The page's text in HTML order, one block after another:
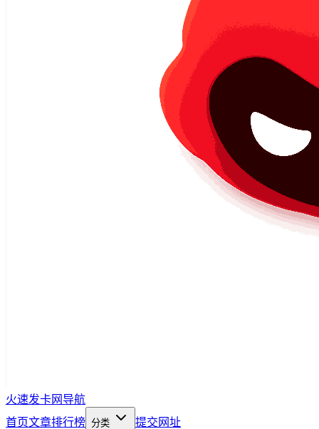
火速发卡网导航
首页文章排行榜 分类 提交网址